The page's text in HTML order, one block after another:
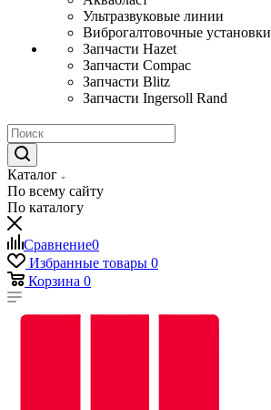
Ультразвуковые линии
Виброгалтовочные установки
Запчасти Hazet
Запчасти Compac
Запчасти Blitz
Запчасти Ingersoll Rand
Каталог
По всему сайту
По каталогу
Сравнение0
Избранные товары 0
Корзина 0